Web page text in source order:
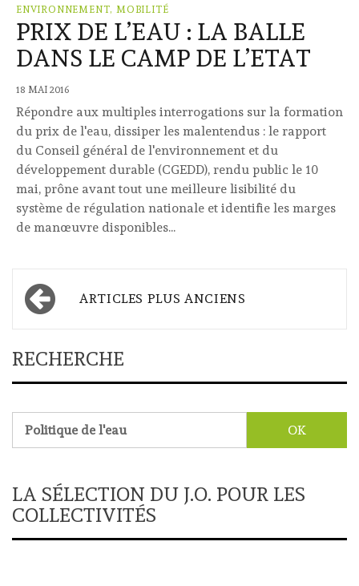
ENVIRONNEMENT, MOBILITÉ
PRIX DE L’EAU : LA BALLE
DANS LE CAMP DE L’ETAT
18 MAI 2016
Répondre aux multiples interrogations sur la formation
du prix de l'eau, dissiper les malentendus : le rapport
du Conseil général de l'environnement et du
développement durable (CGEDD), rendu public le 10
mai, prône avant tout une meilleure lisibilité du
système de régulation nationale et identifie les marges
de manœuvre disponibles...
Navigation
des
ARTICLES PLUS ANCIENS
RECHERCHE
Rechercher :
LA SÉLECTION DU J.O. POUR LES
COLLECTIVITÉS